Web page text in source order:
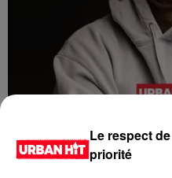
Le respect
priorité